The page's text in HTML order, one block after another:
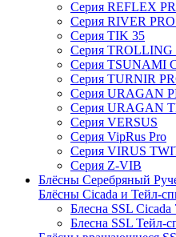
Серия REFLEX
Серия RIVER
Серия TIK 35
Серия TROLLING
Серия TSUNAMI
Серия TURNIR
Серия URAGAN
Серия URAGAN
Серия VERSUS
Серия VipRus Pro
Серия VIRUS
Серия Z-VIB
Блёсны Серебряный
Блёсны Cicada и Тейл-
Блесна SSL Cicada
Блесна SSL Тейл-